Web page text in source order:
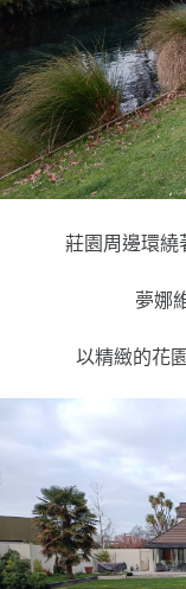
莊園周邊環繞
夢娜
以精緻的花